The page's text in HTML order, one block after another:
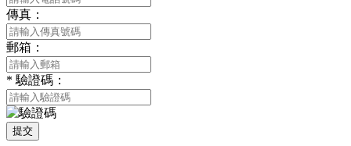
傳真：
郵箱：
* 驗證碼：
提交